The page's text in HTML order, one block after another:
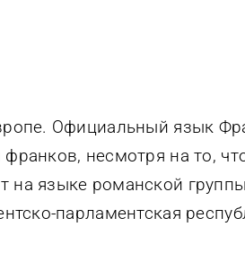
Официальный язык
несмотря на то,
на языке романской
парламентская